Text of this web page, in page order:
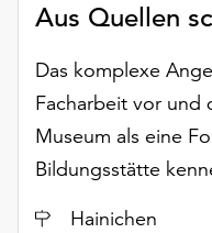
finden
unserer
Datenschutzerklärung
oder
dem
Aus Quellen
Das komplexe
Facharbeit vor und
Museum als eine
Bildungsstätte
Ort
Hainichen